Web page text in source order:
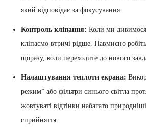
який відповідає за фокусування.
Контроль кліпання: Коли ми
кліпаємо втричі рідше. Навмисно
щоразу, коли переходите до нового
Налаштування теплоти екрана:
режим” або фільтри синього світла
жовтуваті відтінки набагато
сприйняття.